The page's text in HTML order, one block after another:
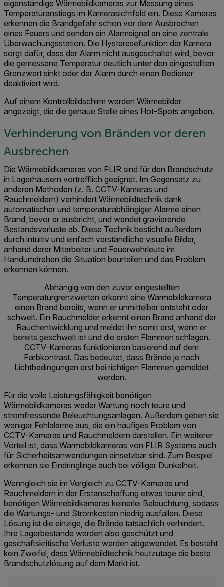
eigenständige Wärmebildkameras zur Messung eines
Temperaturanstiegs im Kamerasichtfeld ein. Diese Kameras
erkennen die Brandgefahr schon vor dem Ausbrechen
eines Feuers und senden ein Alarmsignal an eine zentrale
Überwachungsstation. Die Hysteresefunktion der Kamera
sorgt dafür, dass der Alarm nicht ausgeschaltet wird, bevor
die gemessene Temperatur deutlich unter den eingestellten
Grenzwert sinkt oder der Alarm durch einen Bediener
deaktiviert wird.
Auf einem Kontrollbildschirm werden Wärmebilder
angezeigt, die die genaue Stelle eines Hot-Spots angeben.
Verhinderung von Bränden vor deren
Ausbrechen
Die Wärmebildkameras von FLIR sind für den Brandschutz
in Lagerhäusern vortrefflich geeignet. Im Gegensatz zu
anderen Methoden (z. B. CCTV-Kameras und
Rauchmeldern) verhindert Wärmebildtechnik dank
automatischer und temperaturabhängiger Alarme einen
Brand, bevor er ausbricht, und wendet gravierende
Bestandsverluste ab. Diese Technik besticht außerdem
durch intuitiv und einfach verständliche visuelle Bilder,
anhand derer Mitarbeiter und Feuerwehrleute im
Handumdrehen die Situation beurteilen und das Problem
erkennen können.
Abhängig von den zuvor eingestellten
Temperaturgrenzwerten erkennt eine Wärmebildkamera
einen Brand bereits, wenn er unmittelbar entsteht oder
schwelt. Ein Rauchmelder erkennt einen Brand anhand der
Rauchentwicklung und meldet ihn somit erst, wenn er
bereits geschwelt ist und die ersten Flammen schlagen.
CCTV-Kameras funktionieren basierend auf dem
Farbkontrast. Das bedeutet, dass Brände je nach
Lichtbedingungen erst bei richtigen Flammen gemeldet
werden.
Für die volle Leistungsfähigkeit benötigen
Wärmebildkameras weder Wartung noch teure und
stromfressende Beleuchtungsanlagen. Außerdem geben sie
weniger Fehlalarme aus, die ein häufiges Problem von
CCTV-Kameras und Rauchmeldern darstellen. Ein weiterer
Vorteil ist, dass Wärmebildkameras von FLIR Systems auch
für Sicherheitsanwendungen einsetzbar sind. Zum Beispiel
erkennen sie Eindringlinge auch bei völliger Dunkelheit.
Wenngleich sie im Vergleich zu CCTV-Kameras und
Rauchmeldern in der Erstanschaffung etwas teurer sind,
benötigen Wärmebildkameras keinerlei Beleuchtung, sodass
die Wartungs- und Stromkosten niedrig ausfallen. Diese
Lösung ist die einzige, die Brände tatsächlich verhindert.
Ihre Lagerbestände werden also geschützt und
geschäftskritische Verluste werden abgewendet. Es besteht
kein Zweifel, dass Wärmebildtechnik heutzutage die beste
Brandschutzlösung auf dem Markt ist.